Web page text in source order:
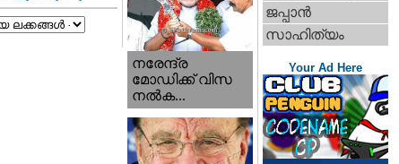
നരേന്ദ്ര
മോഡിക്ക് വിസ
നൽക...
ജപ്പാന്‍
സാഹിത്യം
Your Ad Here